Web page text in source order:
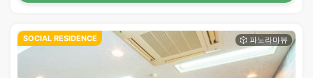
SOCIAL RESIDENCE